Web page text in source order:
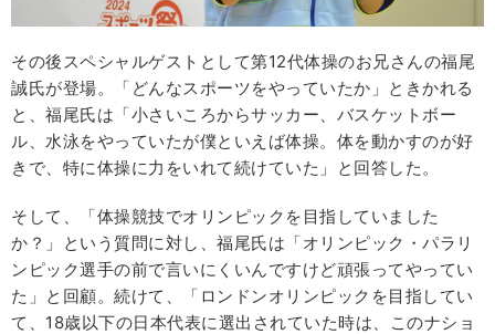
その後スペシャルゲストとして第12代体操のお兄さんの福尾
誠氏が登場。「どんなスポーツをやっていたか」ときかれる
と、福尾氏は「小さいころからサッカー、バスケットボー
ル、水泳をやっていたが僕といえば体操。体を動かすのが好
きで、特に体操に力をいれて続けていた」と回答した。
そして、「体操競技でオリンピックを目指していました
か？」という質問に対し、福尾氏は「オリンピック・パラリ
ンピック選手の前で言いにくいんですけど頑張ってやってい
た」と回顧。続けて、「ロンドンオリンピックを目指してい
て、18歳以下の日本代表に選出されていた時は、このナショ